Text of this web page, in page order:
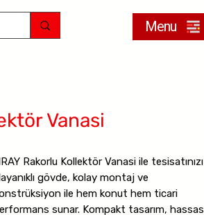
Menu
Vanasi
Rakorlu Kollektör Vanasi ile tesisatınızı
gövde, kolay montaj ve
ile hem konut hem ticari
sunar. Kompakt tasarım, hassas